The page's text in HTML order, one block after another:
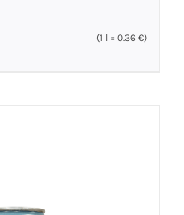
(1 l =0.36€)